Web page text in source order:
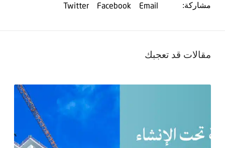
مشاركة: Email
Facebook
Twitter
مقالات قد تعجبك